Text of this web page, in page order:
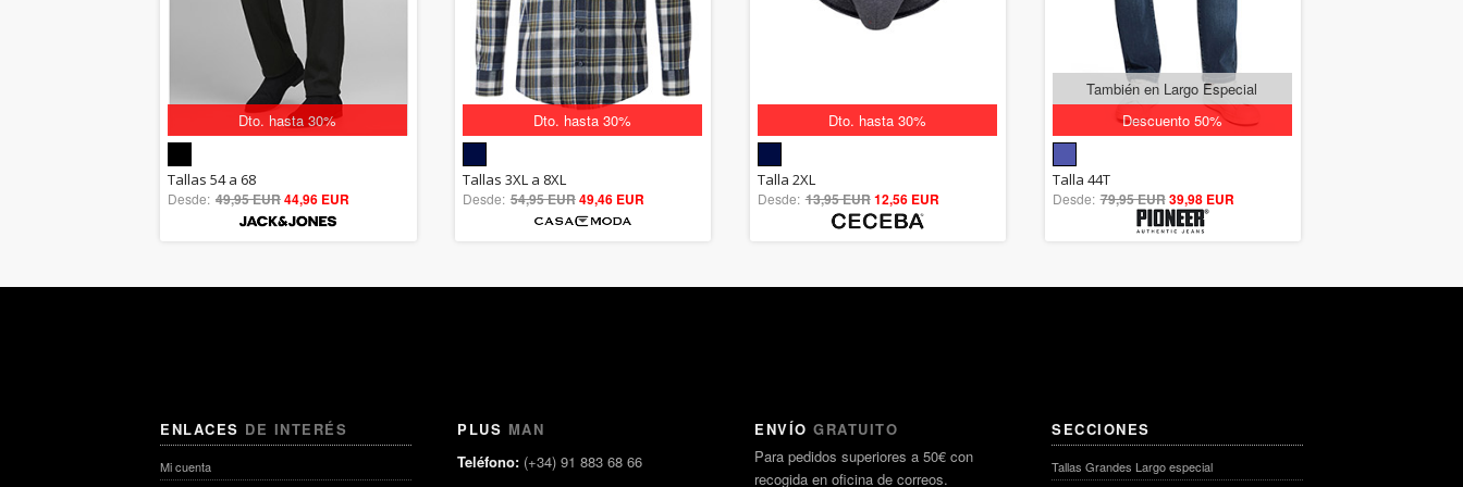
Dto. hasta 30%
5.00
out of 5
Tallas 54 a 68
Desde: 49,95 EUR44,96 EUR
Dto. hasta 30%
5.00
out of 5
Tallas 3XL a 8XL
Desde: 54,95 EUR49,46 EUR
Dto. hasta 30%
out of 5
Talla 2XL
Desde: 13,95 EUR12,56 EUR
Descuento 50%
También en Largo Especial
out of 5
Talla 44T
Desde: 79,95 EUR39,98 EUR
ENLACES DE INTERÉS
Mi cuenta
PLUS MAN
Teléfono: (+34) 91 883 68 66
ENVÍO GRATUITO
Para pedidos superiores a 50€ con
recogida en oficina de correos.
SECCIONES
Tallas Grandes Largo especial